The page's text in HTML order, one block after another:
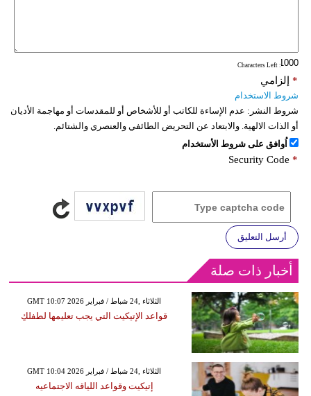
: Characters Left
إلزامي *
شروط الاستخدام
شروط النشر: عدم الإساءة للكاتب أو للأشخاص أو للمقدسات أو مهاجمة الأديان
أو الذات الالهية. والابتعاد عن التحريض الطائفي والعنصري والشتائم.
اُوافق على شروط الأستخدام
Security Code *
أرسل التعليق
أخبار ذات صلة
GMT 10:07 2026 الثلاثاء ,24 شباط / فبراير
قواعد الإتيكيت التي يجب تعليمها لطفلكِ
GMT 10:04 2026 الثلاثاء ,24 شباط / فبراير
إتيكيت وقواعد اللياقه الاجتماعيه